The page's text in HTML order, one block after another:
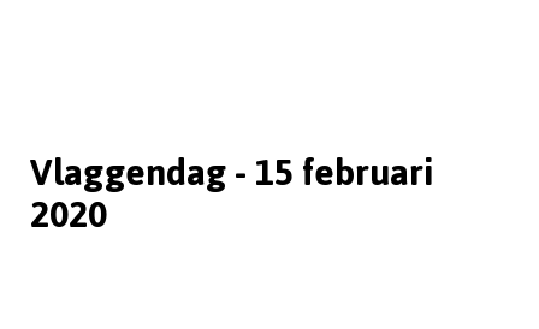
Vlaggendag - 15 februari
2020